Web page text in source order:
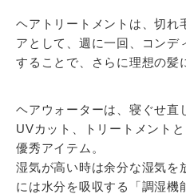
ヘアトリートメントは、切れ
アとして、週に一回、コンデ
することで、さらに理想の
ヘアウォーターは、寝ぐせ直
UVカット、トリートメント
優秀アイテム。
湿気が高い時は余分な湿気を
には水分を吸収する「調湿機